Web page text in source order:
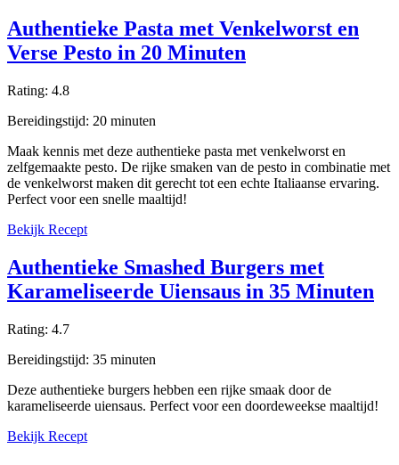
Authentieke Pasta met Venkelworst en
Verse Pesto in 20 Minuten
Rating: 4.8
Bereidingstijd: 20 minuten
Maak kennis met deze authentieke pasta met venkelworst en
zelfgemaakte pesto. De rijke smaken van de pesto in combinatie met
de venkelworst maken dit gerecht tot een echte Italiaanse ervaring.
Perfect voor een snelle maaltijd!
Bekijk Recept
Authentieke Smashed Burgers met
Karameliseerde Uiensaus in 35 Minuten
Rating: 4.7
Bereidingstijd: 35 minuten
Deze authentieke burgers hebben een rijke smaak door de
karameliseerde uiensaus. Perfect voor een doordeweekse maaltijd!
Bekijk Recept